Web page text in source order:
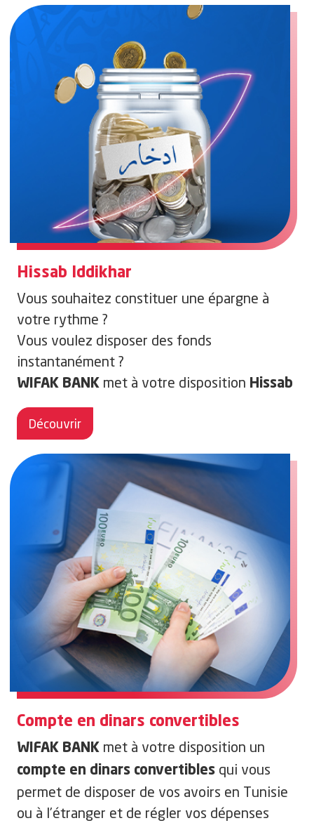
Hissab Iddikhar
Vous souhaitez constituer une épargne à
votre rythme ?
Vous voulez disposer des fonds
instantanément ?
WIFAK BANK met à votre disposition Hissab
Iddikharqui vous permet de fructifier votre
épargne.
Découvrir
Compte en dinars convertibles
WIFAK BANK met à votre disposition un
compte en dinars convertibles qui vous
permet de disposer de vos avoirs en Tunisie
ou à l’étranger et de régler vos dépenses